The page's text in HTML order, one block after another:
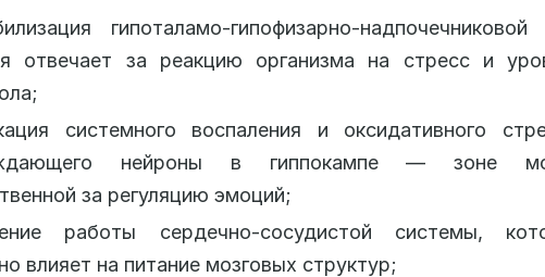
гипоталамо-гипофизарно-надпочечниковой
отвечает за реакцию организма на стресс и
системного воспаления и оксидативного
нейроны в гиппокампе — зоне
за регуляцию эмоций;
работы сердечно-сосудистой системы,
влияет на питание мозговых структур;